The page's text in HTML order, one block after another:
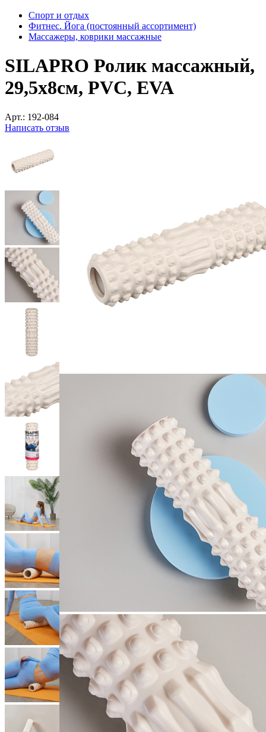
Спорт и отдых
Фитнес. Йога (постоянный ассортимент)
Массажеры, коврики массажные
SILAPRO Ролик массажный,
29,5x8см, PVC, EVA
Арт.: 192-084
Написать отзыв